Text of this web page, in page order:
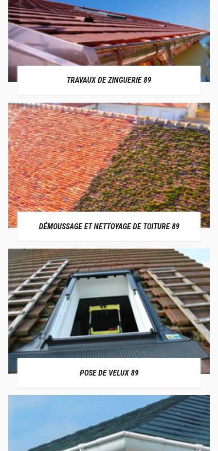
TRAVAUX DE ZINGUERIE 89
DÉMOUSSAGE ET NETTOYAGE DE TOITURE 89
POSE DE VELUX 89